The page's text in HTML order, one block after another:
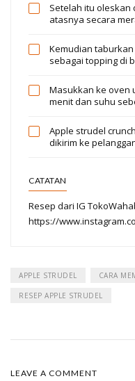
Setelah itu oleskan
atasnya secara
Kemudian
sebagai topping di
Masukkan ke oven
menit dan suhu
Apple strudel
dikirim ke
CATATAN
Resep dari IG
https://
APPLE STRUDEL CARA
RESEP APPLE STRUDEL
LEAVE A COMMENT